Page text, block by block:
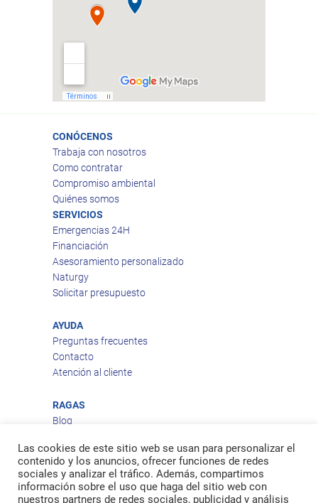
CONÓCENOS
Trabaja con nosotros
Como contratar
Compromiso ambiental
Quiénes somos
SERVICIOS
Emergencias 24H
Financiación
Asesoramiento personalizado
Naturgy
Solicitar presupuesto
AYUDA
Preguntas frecuentes
Contacto
Atención al cliente
RAGAS
Blog
Política de privacidad
Política de cookies
Política de envío
Política de devoluciones
Las cookies de este sitio web se usan para personalizar el
contenido y los anuncios, ofrecer funciones de redes
sociales y analizar el tráfico. Además, compartimos
información sobre el uso que haga del sitio web con
nuestros partners de redes sociales, publicidad y análisis